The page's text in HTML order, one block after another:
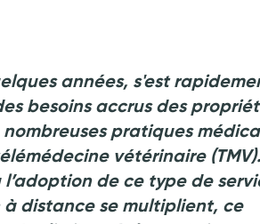
années, s'est
besoins accrus des
nombreuses pratiques
vétérinaire (TMV).
de ce type de
à distance se multiplient, ce